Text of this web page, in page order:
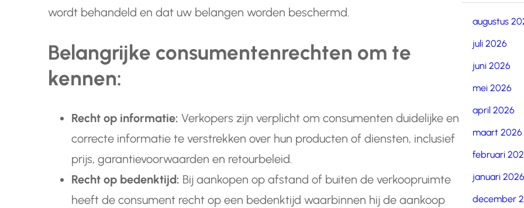
wordt behandeld en dat uw belangen worden beschermd.
Belangrijke consumentenrechten om te
kennen:
Recht op informatie: Verkopers zijn verplicht om consumenten duidelijke en
correcte informatie te verstrekken over hun producten of diensten, inclusief
prijs, garantievoorwaarden en retourbeleid.
Recht op bedenktijd: Bij aankopen op afstand of buiten de verkoopruimte
heeft de consument recht op een bedenktijd waarbinnen hij de aankoop
augustus
juli 2026
juni 2026
mei 2026
april 2026
maart 2026
februari
januari 2026
december